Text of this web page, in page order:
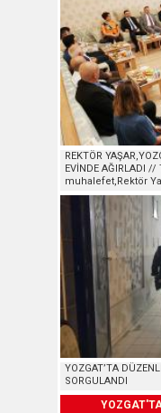
REKTÖR
EVİNDE AĞIRLADI
muhalefet,Rektör
YOZGAT’TA
SORGULANDI